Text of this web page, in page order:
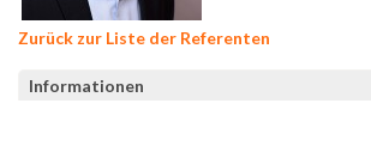
Zurück zur Liste der Referenten
Informationen